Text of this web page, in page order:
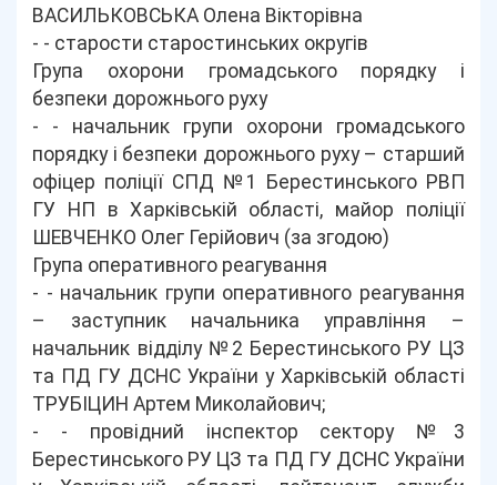
ВАСИЛЬКОВСЬКА Олена Вікторівна
- - старости старостинських округів
Група охорони громадського порядку і
безпеки дорожнього руху
- - начальник групи охорони громадського
порядку і безпеки дорожнього руху – старший
офіцер поліції СПД №1 Берестинського РВП
ГУ НП в Харківській області, майор поліції
ШЕВЧЕНКО Олег Герійович (за згодою)
Група оперативного реагування
- - начальник групи оперативного реагування
– заступник начальника управління –
начальник відділу №2 Берестинського РУ ЦЗ
та ПД ГУ ДСНС України у Харківській області
ТРУБІЦИН Артем Миколайович;
- - провідний інспектор сектору №3
Берестинського РУ ЦЗ та ПД ГУ ДСНС України